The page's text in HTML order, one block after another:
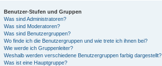
Benutzer-Stufen und Gruppen
Was sind Administratoren?
Was sind Moderatoren?
Was sind Benutzergruppen?
Wo finde ich die Benutzergruppen und wie trete ich ihnen bei?
Wie werde ich Gruppenleiter?
Weshalb werden verschiedene Benutzergruppen farbig dargestellt?
Was ist eine Hauptgruppe?